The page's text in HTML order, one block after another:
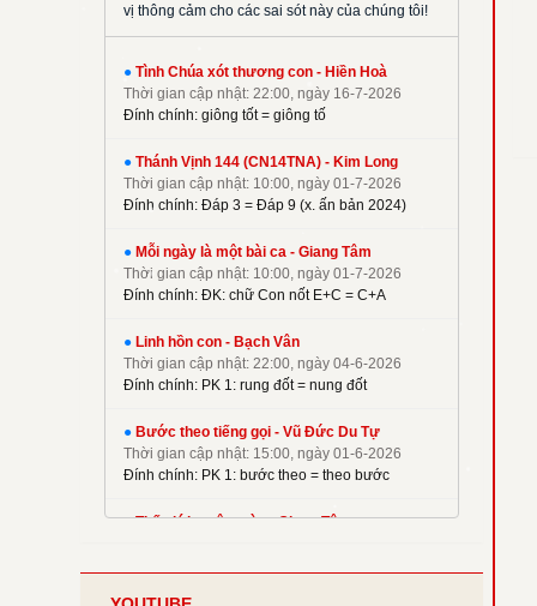
Khắc Đỗ
Kim Long
La Thập Tự
M. Tigon
Mai Nguyên Vũ
Mi Trầm
Ngọc Cẩn
Nguyên Dũng
Nguyên Hữu
Nguyễn Duy
Nguyễn Hèn Mọn
P. Kim
✦ Phạm Đình Nhu
✦ Phạm Liên Hùng
vị thông cảm cho các sai sót này của chúng tôi!
● Tình Chúa xót thương con - Hiền Hoà
Thời gian cập nhật: 22:00, ngày 16-7-2026
Đính chính: giông tốt = giông tố
● Thánh Vịnh 144 (CN14TNA) - Kim Long
Thời gian cập nhật: 10:00, ngày 01-7-2026
Đính chính: Đáp 3 = Đáp 9 (x. ấn bản 2024)
● Mỗi ngày là một bài ca - Giang Tâm
Thời gian cập nhật: 10:00, ngày 01-7-2026
Đính chính: ĐK: chữ Con nốt E+C = C+A
● Linh hồn con - Bạch Vân
Thời gian cập nhật: 22:00, ngày 04-6-2026
Đính chính: PK 1: rung đốt = nung đốt
● Bước theo tiếng gọi - Vũ Đức Du Tự
Thời gian cập nhật: 15:00, ngày 01-6-2026
Đính chính: PK 1: bước theo = theo bước
●Thế giới muôn màu - Giang Tâm